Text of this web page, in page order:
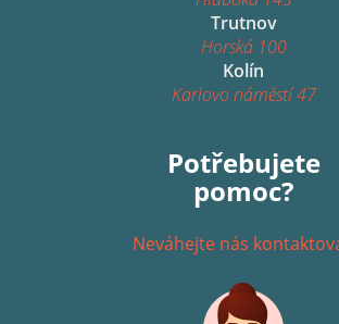
Trutnov
Horská 100
Kolín
Karlovo náměstí 47
Potřebujete
pomoc?
Neváhejte nás